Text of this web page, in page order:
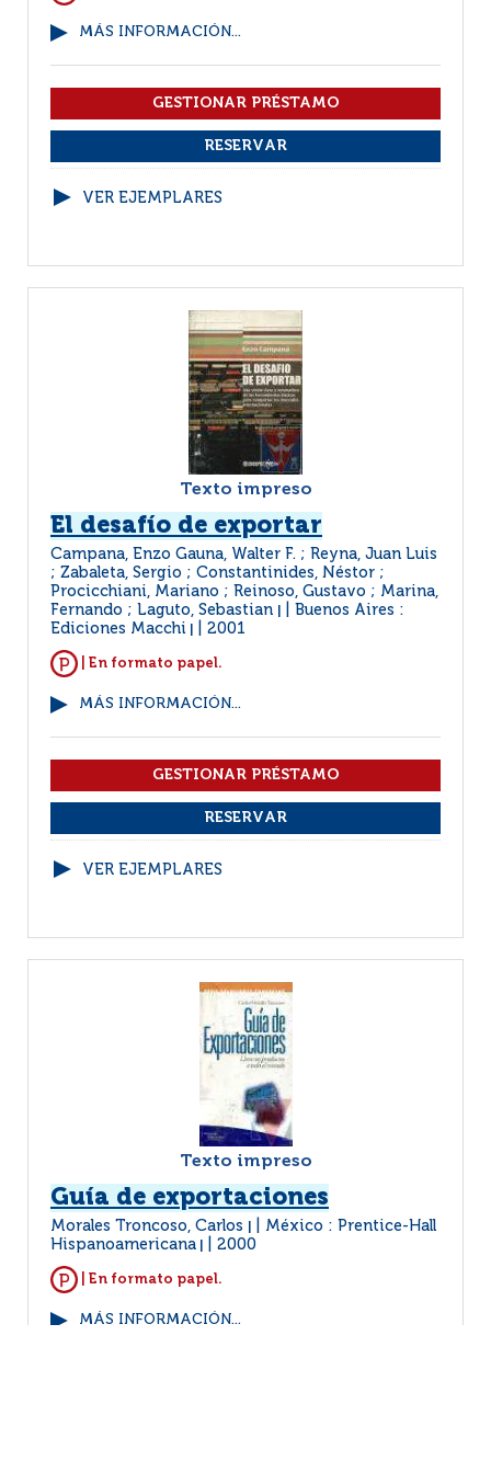
MÁS INFORMACIÓN...
VER EJEMPLARES
Texto impreso
El desafío de exportar
Campana, Enzo Gauna, Walter F. ; Reyna, Juan Luis
; Zabaleta, Sergio ; Constantinides, Néstor ;
Procicchiani, Mariano ; Reinoso, Gustavo ; Marina,
Fernando ; Laguto, Sebastian
Buenos Aires :
Ediciones Macchi
2001
| En formato papel.
MÁS INFORMACIÓN...
VER EJEMPLARES
Texto impreso
Guía de exportaciones
Morales Troncoso, Carlos
México : Prentice-Hall
Hispanoamericana
2000
| En formato papel.
MÁS INFORMACIÓN...